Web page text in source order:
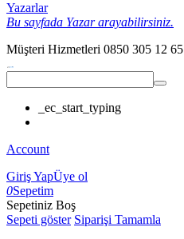
Yazarlar
Bu sayfada Yazar arayabilirsiniz.
Müşteri Hizmetleri 0850 305 12 65
_ec_start_typing
Account
Giriş YapÜye ol
0Sepetim
Sepetiniz Boş
Sepeti göster Siparişi Tamamla